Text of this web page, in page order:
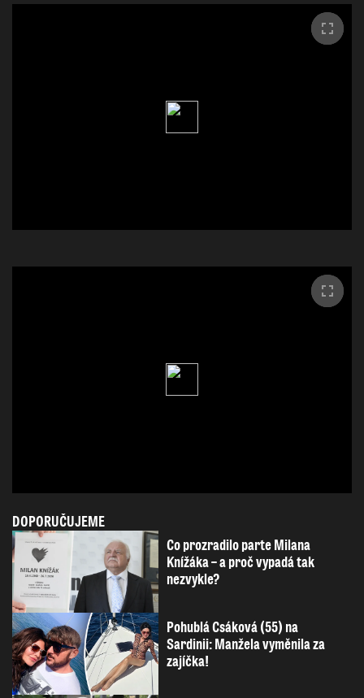
DOPORUČUJEME
Co prozradilo parte Milana
Knížáka – a proč vypadá tak
nezvykle?
Pohublá Csáková (55) na
Sardinii: Manžela vyměnila za
zajíčka!